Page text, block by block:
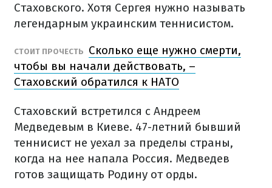
Стаховского. Хотя Сергея нужно называть
легендарным украинским теннисистом.
СТОИТ ПРОЧЕСТЬ
Сколько еще нужно смерти,
чтобы вы начали действовать, –
Стаховский обратился к НАТО
Стаховский встретился с Андреем
Медведевым в Киеве. 47-летний бывший
теннисист не уехал за пределы страны,
когда на нее напала Россия. Медведев
готов защищать Родину от орды.